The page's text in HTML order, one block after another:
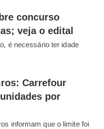
concurso
veja o edital
é necessário ter idade
Carrefour
por
informam que o limite foi